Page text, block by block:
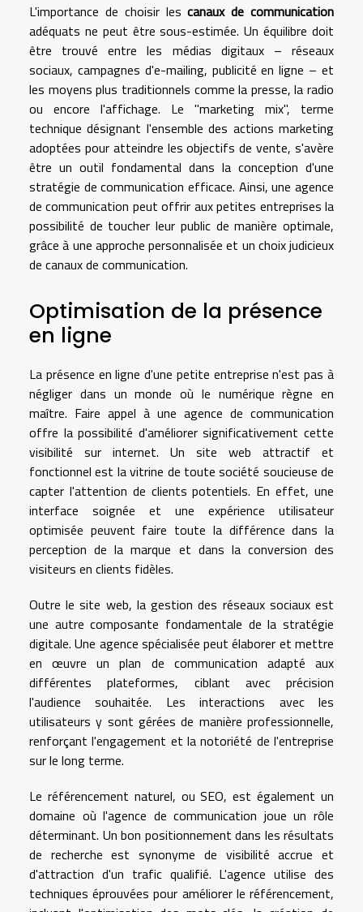
L'importance de choisir lescanaux de communication
adéquats ne peut être sous-estimée. Un équilibre doit
être trouvé entre les médias digitaux – réseaux
sociaux, campagnes d'e-mailing, publicité en ligne – et
les moyens plus traditionnels comme la presse, la radio
ou encore l'affichage. Le "marketing mix", terme
technique désignant l'ensemble des actions marketing
adoptées pour atteindre les objectifs de vente, s'avère
être un outil fondamental dans la conception d'une
stratégie de communication efficace. Ainsi, une agence
de communication peut offrir aux petites entreprises la
possibilité de toucher leur public de manière optimale,
grâce à une approche personnalisée et un choix judicieux
de canaux de communication.
Optimisation de la présence
en ligne
La présence en ligne d'une petite entreprise n'est pas à
négliger dans un monde où le numérique règne en
maître. Faire appel à une agence de communication
offre la possibilité d'améliorer significativement cette
visibilité sur internet. Un site web attractif et
fonctionnel est la vitrine de toute société soucieuse de
capter l'attention de clients potentiels. En effet, une
interface soignée et une expérience utilisateur
optimisée peuvent faire toute la différence dans la
perception de la marque et dans la conversion des
visiteurs en clients fidèles.
Outre le site web, la gestion des réseaux sociaux est
une autre composante fondamentale de la stratégie
digitale. Une agence spécialisée peut élaborer et mettre
en œuvre un plan de communication adapté aux
différentes plateformes, ciblant avec précision
l'audience souhaitée. Les interactions avec les
utilisateurs y sont gérées de manière professionnelle,
renforçant l'engagement et la notoriété de l'entreprise
sur le long terme.
Le référencement naturel, ou SEO, est également un
domaine où l'agence de communication joue un rôle
déterminant. Un bon positionnement dans les résultats
de recherche est synonyme de visibilité accrue et
d'attraction d'un trafic qualifié. L'agence utilise des
techniques éprouvées pour améliorer le référencement,